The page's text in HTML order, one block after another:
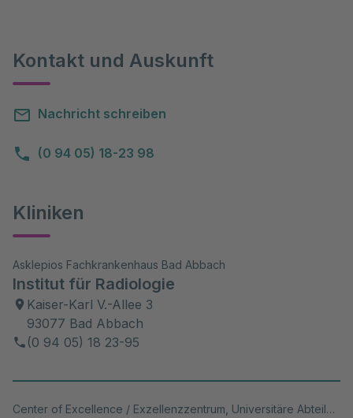
Kontakt und Auskunft
Nachricht schreiben
(0 94 05) 18-23 98
Kliniken
Asklepios Fachkrankenhaus Bad Abbach
Institut für Radiologie
Kaiser-Karl V.-Allee 3
93077 Bad Abbach
(0 94 05) 18 23-95
Center of Excellence / Exzellenzzentrum, Universitäre Abteilung, Akutklinik, Akad. Lehrkrankenhaus, Wiss. Aktivitäten